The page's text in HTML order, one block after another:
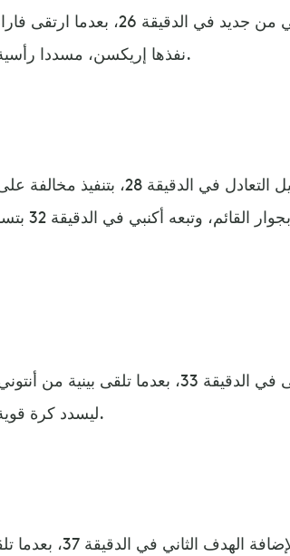
وعاد يونايتد للظهور الهجومي من جديد
نفذها إريكسن، مسددا رأسية ذهبت أعلى العارضة.
وحاول أتيموين من جديد تسجيل التعادل في
مسددا كرة
وظهر رونالدو للمرة الأولى في الدقيقة 33، بعدما
ليسدد كرة قوية ذهبت أعلى العارضة.
وأهدر يونايتد، فرصة